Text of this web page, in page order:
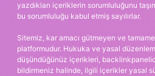
yazdıkları içeriklerin sorumluluğunu
bu sorumluluğu kabul etmiş sayılırlar.
Sitemiz, kar amacı gütmeyen ve
platformudur. Hukuka ve yasal
düşündüğünüz içerikleri,
bildirmeniz halinde, ilgili içerikler yasal